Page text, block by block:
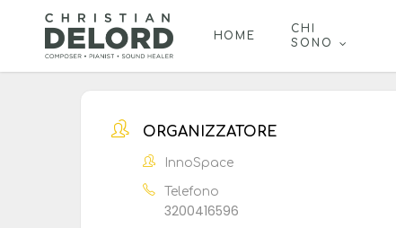
content
HOME
CHI
SONO
ORGANIZZATORE
InnoSpace
Telefono
3200416596